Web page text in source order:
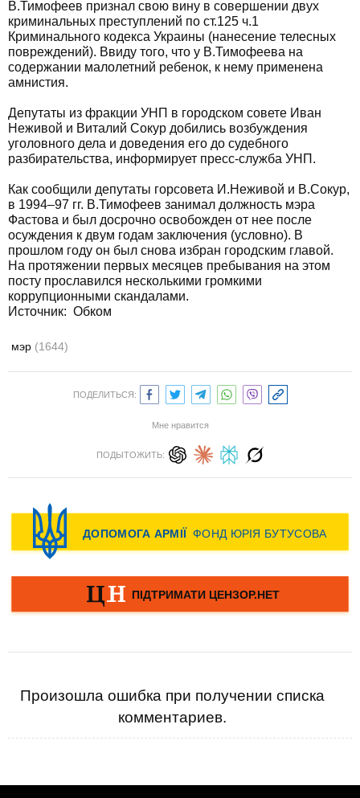
В.Тимофеев признал свою вину в совершении двух
криминальных преступлений по ст.125 ч.1
Криминального кодекса Украины (нанесение телесных
повреждений). Ввиду того, что у В.Тимофеева на
содержании малолетний ребенок, к нему применена
амнистия.
Депутаты из фракции УНП в городском совете Иван
Неживой и Виталий Сокур добились возбуждения
уголовного дела и доведения его до судебного
разбирательства, информирует пресс-служба УНП.
Как сообщили депутаты горсовета И.Неживой и В.Сокур,
в 1994–97 гг. В.Тимофеев занимал должность мэра
Фастова и был досрочно освобожден от нее после
осуждения к двум годам заключения (условно). В
прошлом году он был снова избран городским главой.
На протяжении первых месяцев пребывания на этом
посту прославился несколькими громкими
коррупционными скандалами.
Источник: Обком
мэр (1644)
ПОДЕЛИТЬСЯ:
Мне нравится
ПОДЫТОЖИТЬ:
Произошла ошибка при получении списка
комментариев.